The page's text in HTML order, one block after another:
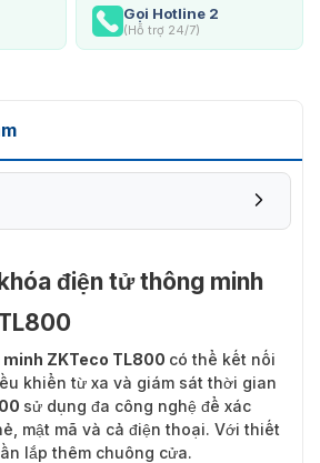
Gọi Hotline 2
(Hỗ trợ 24/7)
điện tử thông minh
ZKTeco TL800 có thể kết nối
khiển từ xa và giám sát thời gian
sử dụng đa công nghệ để xác
mật mã và cả điện thoại. Với thiết
lắp thêm chuông cửa.